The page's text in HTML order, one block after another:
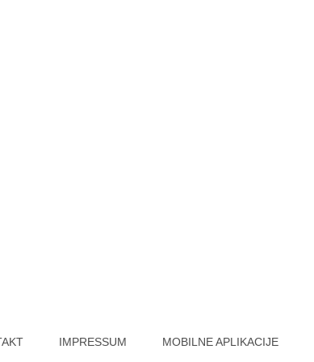
IMPRESSUM MOBILNE APLIKACIJE